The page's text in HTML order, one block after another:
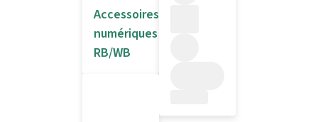
Accessoires
numériques
RB/WB